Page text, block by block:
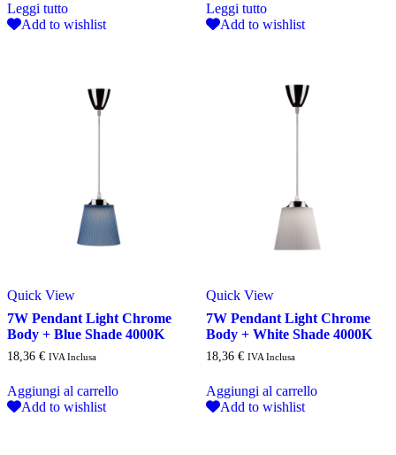
Leggi tutto
Add to wishlist
Leggi tutto
Add to wishlist
Quick View
7W Pendant Light Chrome
Body + Blue Shade 4000K
18,36 € IVA Inclusa
Aggiungi al carrello
Add to wishlist
Quick View
7W Pendant Light Chrome
Body + White Shade 4000K
18,36 € IVA Inclusa
Aggiungi al carrello
Add to wishlist